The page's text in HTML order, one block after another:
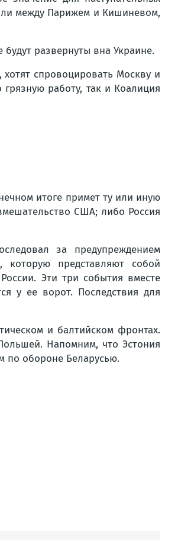
между Парижем и Кишиневом,
развернуты вна Украине.
спровоцировать Москву и
работу, так и Коалиция
итоге примет ту или иную
США; либо Россия
за предупреждением
которую представляют собой
Эти три события вместе
у ее ворот. Последствия для
и балтийском фронтах.
Напомним, что Эстония
по обороне Беларусью.